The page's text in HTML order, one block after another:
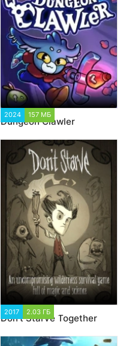
2024 157 МБ
Dungeon Clawler
2017 2.03 ГБ
Don't Starve Together